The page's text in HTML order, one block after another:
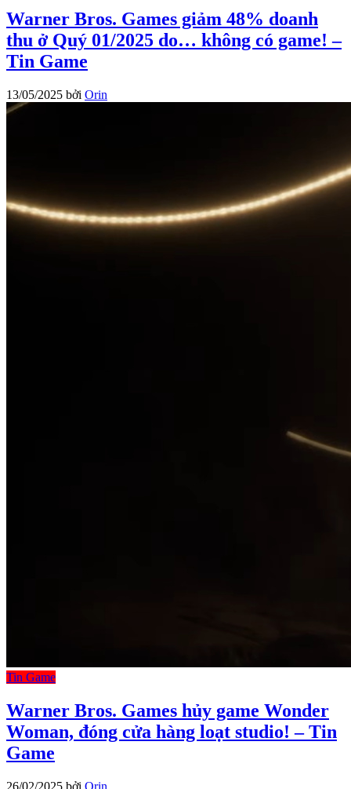
Warner Bros. Games giảm 48% doanh
thu ở Quý 01/2025 do… không có game! –
Tin Game
13/05/2025 bởi Orin
Tin Game
Warner Bros. Games hủy game Wonder
Woman, đóng cửa hàng loạt studio! – Tin
Game
26/02/2025 bởi Orin